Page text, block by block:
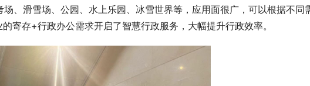
、滑雪场、公园、水上乐园、冰雪世界等，应用面很广，可以根据不同
寄存+行政办公需求开启了智慧行政服务，大幅提升行政效率。